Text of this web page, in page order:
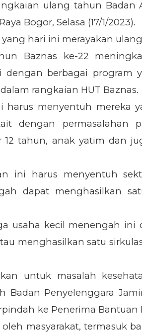
ulang tahun Badan
Bogor, Selasa (17/1/2023).
hari ini merayakan
Baznas ke-22
berbagai program
rangkaian HUT Baznas.
harus menyentuh mereka
dengan permasalahan
12 tahun, anak yatim dan
ini harus menyentuh
dapat menghasilkan
usaha kecil menengah ini
menghasilkan satu
untuk masalah
Penyelenggara
ke Penerima Bantuan
masyarakat, termasuk